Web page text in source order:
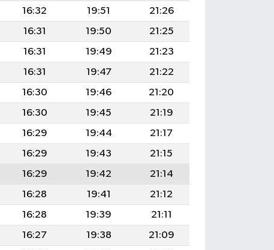
16:32 19:51
21:26
16:31 19:50
21:25
16:31 19:49
21:23
16:31 19:47
21:22
16:30 19:46
21:20
16:30 19:45
21:19
16:29 19:44
21:17
16:29 19:43
21:15
16:29 19:42
21:14
16:28 19:41
21:12
16:28 19:39
21:11
16:27 19:38
21:09